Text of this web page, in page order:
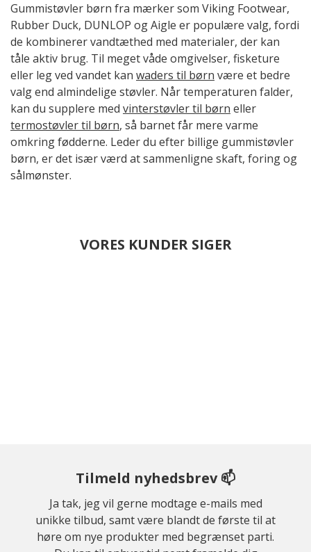
Gummistøvler børn fra mærker som Viking Footwear,
Rubber Duck, DUNLOP og Aigle er populære valg, fordi
de kombinerer vandtæthed med materialer, der kan
tåle aktiv brug. Til meget våde omgivelser, fisketure
eller leg ved vandet kan waders til børn være et bedre
valg end almindelige støvler. Når temperaturen falder,
kan du supplere med vinterstøvler til børn eller
termostøvler til børn, så barnet får mere varme
omkring fødderne. Leder du efter billige gummistøvler
børn, er det især værd at sammenligne skaft, foring og
sålmønster.
VORES KUNDER SIGER
Tilmeld nyhedsbrev 📫
Ja tak, jeg vil gerne modtage e-mails med
unikke tilbud, samt være blandt de første til at
høre om nye produkter med begrænset parti.